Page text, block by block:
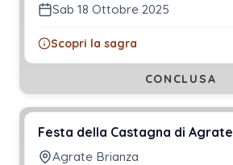
Sab 18 Ottobre 2025
Scopri la sagra
CONCLUSA
Festa della Castagna di Agrate
Agrate Brianza